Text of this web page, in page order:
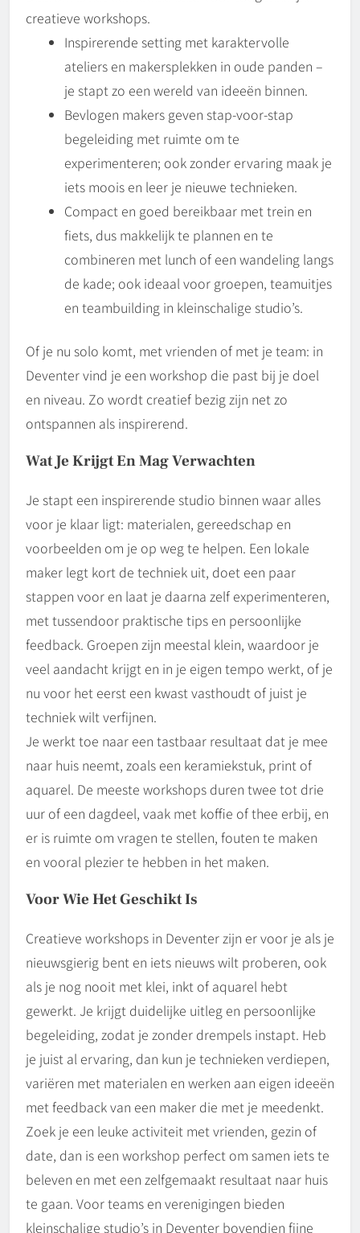
creatieve workshops.
Inspirerende setting met karaktervolle
ateliers en makersplekken in oude panden –
je stapt zo een wereld van ideeën binnen.
Bevlogen makers geven stap-voor-stap
begeleiding met ruimte om te
experimenteren; ook zonder ervaring maak je
iets moois en leer je nieuwe technieken.
Compact en goed bereikbaar met trein en
fiets, dus makkelijk te plannen en te
combineren met lunch of een wandeling langs
de kade; ook ideaal voor groepen, teamuitjes
en teambuilding in kleinschalige studio’s.
Of je nu solo komt, met vrienden of met je team: in
Deventer vind je een workshop die past bij je doel
en niveau. Zo wordt creatief bezig zijn net zo
ontspannen als inspirerend.
Wat Je Krijgt En Mag Verwachten
Je stapt een inspirerende studio binnen waar alles
voor je klaar ligt: materialen, gereedschap en
voorbeelden om je op weg te helpen. Een lokale
maker legt kort de techniek uit, doet een paar
stappen voor en laat je daarna zelf experimenteren,
met tussendoor praktische tips en persoonlijke
feedback. Groepen zijn meestal klein, waardoor je
veel aandacht krijgt en in je eigen tempo werkt, of je
nu voor het eerst een kwast vasthoudt of juist je
techniek wilt verfijnen.
Je werkt toe naar een tastbaar resultaat dat je mee
naar huis neemt, zoals een keramiekstuk, print of
aquarel. De meeste workshops duren twee tot drie
uur of een dagdeel, vaak met koffie of thee erbij, en
er is ruimte om vragen te stellen, fouten te maken
en vooral plezier te hebben in het maken.
Voor Wie Het Geschikt Is
Creatieve workshops in Deventer zijn er voor je als je
nieuwsgierig bent en iets nieuws wilt proberen, ook
als je nog nooit met klei, inkt of aquarel hebt
gewerkt. Je krijgt duidelijke uitleg en persoonlijke
begeleiding, zodat je zonder drempels instapt. Heb
je juist al ervaring, dan kun je technieken verdiepen,
variëren met materialen en werken aan eigen ideeën
met feedback van een maker die met je meedenkt.
Zoek je een leuke activiteit met vrienden, gezin of
date, dan is een workshop perfect om samen iets te
beleven en met een zelfgemaakt resultaat naar huis
te gaan. Voor teams en verenigingen bieden
kleinschalige studio’s in Deventer bovendien fijne